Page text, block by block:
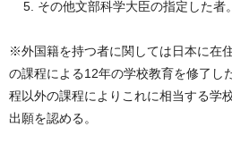
その他文部科学大臣の指定した者。
※外国籍を持つ者に関しては日本に在
の課程による12年の学校教育を修了し
程以外の課程によりこれに相当する学
出願を認める。